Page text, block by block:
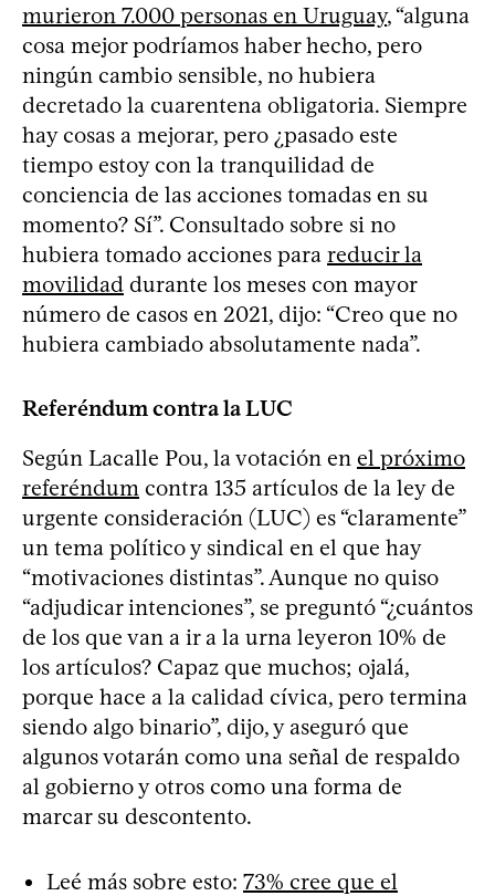
murieron 7.000 personas en Uruguay, “alguna
cosa mejor podríamos haber hecho, pero
ningún cambio sensible, no hubiera
decretado la cuarentena obligatoria. Siempre
hay cosas a mejorar, pero ¿pasado este
tiempo estoy con la tranquilidad de
conciencia de las acciones tomadas en su
momento? Sí”. Consultado sobre si no
hubiera tomado acciones para reducir la
movilidad durante los meses con mayor
número de casos en 2021, dijo: “Creo que no
hubiera cambiado absolutamente nada”.
Referéndum contra la LUC
Según Lacalle Pou, la votación en el próximo
referéndum contra 135 artículos de la ley de
urgente consideración (LUC) es “claramente”
un tema político y sindical en el que hay
“motivaciones distintas”. Aunque no quiso
“adjudicar intenciones”, se preguntó “¿cuántos
de los que van a ir a la urna leyeron 10% de
los artículos? Capaz que muchos; ojalá,
porque hace a la calidad cívica, pero termina
siendo algo binario”, dijo, y aseguró que
algunos votarán como una señal de respaldo
al gobierno y otros como una forma de
marcar su descontento.
Leé más sobre esto: 73% cree que el